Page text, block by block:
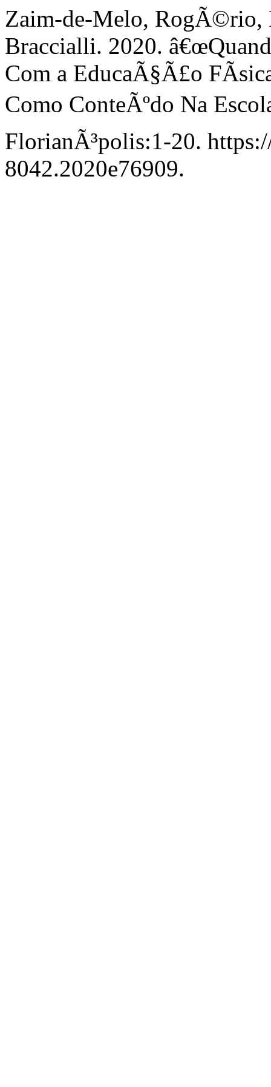
Zaim-de-Melo, RogÃ©rio,
Braccialli. 2020.
Com a EducaÃ§Ã£o
Como ConteÃºdo Na
FlorianÃ³polis:1-20.
8042.2020e76909.